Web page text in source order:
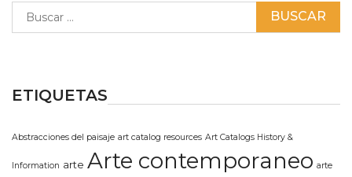
ETIQUETAS
Abstracciones del paisaje art catalog resources Art Catalogs History &
Information arte Arte contemporaneo arte